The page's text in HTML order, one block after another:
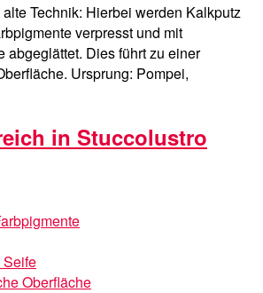
Technik: Hierbei werden Kalkputz
verpresst und mit
abgeglättet. Dies führt zu einer
Ursprung: Pompei,
in Stuccolustro
Oberfläche